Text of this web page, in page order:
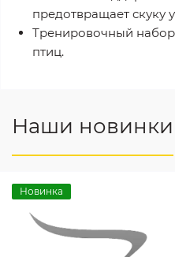
предотвращает скуку
Тренировочный набор
птиц.
Наши новинки
Новинка